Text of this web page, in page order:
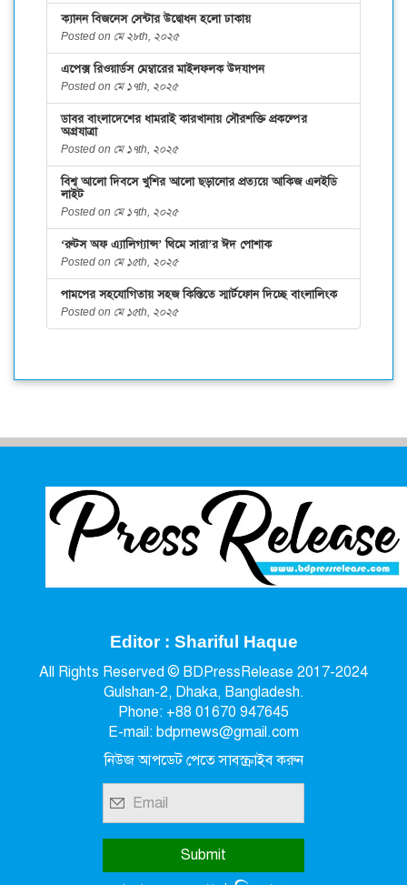
ক্যানন বিজনেস সেন্টার উদ্বোধন হলো ঢাকায়
Posted on মে ২৮th, ২০২৫
এপেক্স রিওয়ার্ডস মেম্বারের মাইলফলক উদযাপন
Posted on মে ১৭th, ২০২৫
ডাবর বাংলাদেশের ধামরাই কারখানায় সৌরশক্তি প্রকল্পের
অগ্রযাত্রা
Posted on মে ১৭th, ২০২৫
বিশ্ব আলো দিবসে খুশির আলো ছড়ানোর প্রত্যয়ে আকিজ এলইডি
লাইট
Posted on মে ১৭th, ২০২৫
‘রুটস অফ এ্যালিগ্যান্স’ থিমে সারা’র ঈদ পোশাক
Posted on মে ১৫th, ২০২৫
পামপের সহযোগিতায় সহজ কিস্তিতে স্মার্টফোন দিচ্ছে বাংলালিংক
Posted on মে ১৫th, ২০২৫
Editor : Shariful Haque
All Rights Reserved © BDPressRelease 2017-2024
Gulshan-2, Dhaka, Bangladesh.
Phone: +88 01670 947645
E-mail: bdprnews@gmail.com
নিউজ আপডেট পেতে সাবস্ক্রাইব করুন